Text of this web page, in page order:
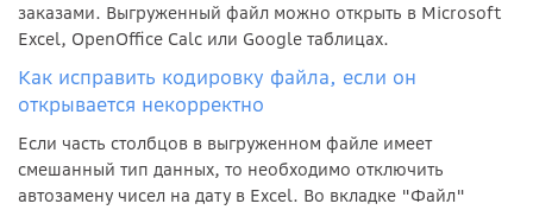
заказами. Выгруженный файл можно открыть в Microsoft
Excel, OpenOffice Calc или Google таблицах.
Как исправить кодировку файла, если он
открывается некорректно
Если часть столбцов в выгруженном файле имеет
смешанный тип данных, то необходимо отключить
автозамену чисел на дату в Excel. Во вкладке "Файл"